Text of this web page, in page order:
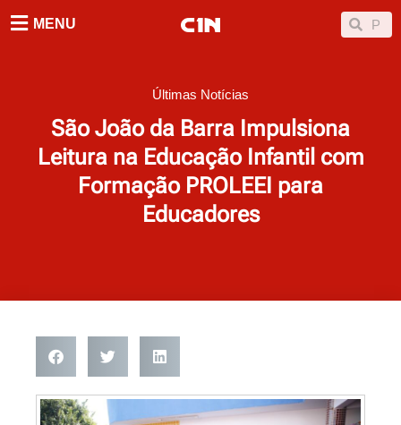
para
MENU Search
Últimas Notícias
São João da Barra Impulsiona
Leitura na Educação Infantil com
Formação PROLEEI para
Educadores